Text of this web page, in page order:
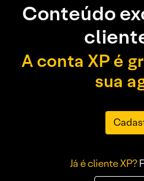
Conteúdo
A conta XP é
sua
Já é cliente XP?